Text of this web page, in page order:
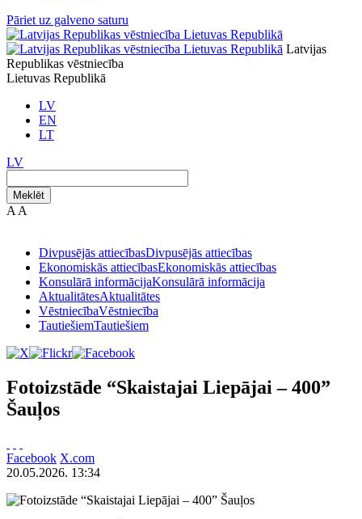
Pāriet uz galveno saturu
Latvijas
Republikas vēstniecība
Lietuvas Republikā
LV
EN
LT
LV
Meklēt
A A
Divpusējās attiecībasDivpusējās attiecības
Ekonomiskās attiecībasEkonomiskās attiecības
Konsulārā informācijaKonsulārā informācija
AktualitātesAktualitātes
VēstniecībaVēstniecība
TautiešiemTautiešiem
Fotoizstāde “Skaistajai Liepājai – 400”
Šauļos
Facebook X.com
20.05.2026. 13:34